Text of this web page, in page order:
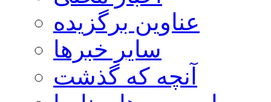
عناوین برگزیده
سایر خبرها
آنچه که گذشت